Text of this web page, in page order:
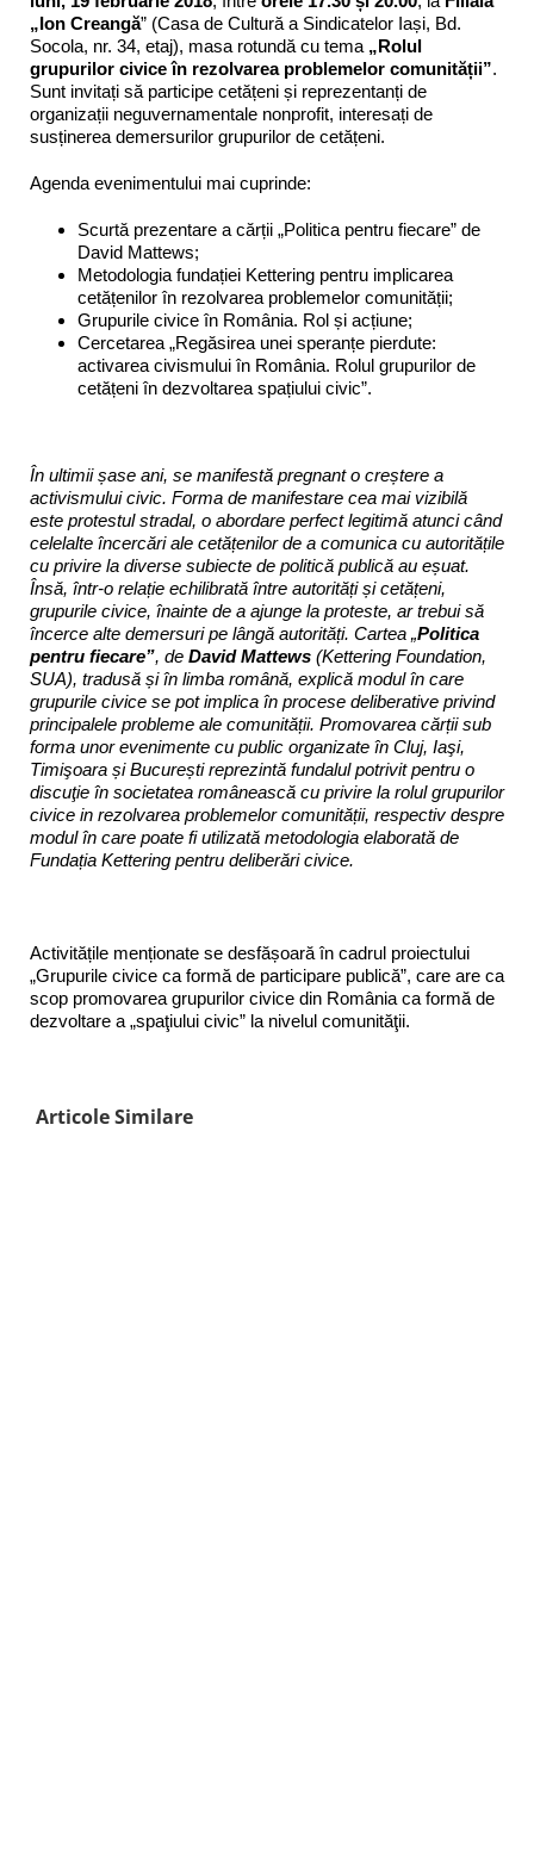
„Ion Creangă” (Casa de Cultură a Sindicatelor Iași, Bd.
Socola, nr. 34, etaj), masa rotundă cu tema „Rolul
grupurilor civice în rezolvarea problemelor comunității”.
Sunt invitați să participe cetățeni și reprezentanți de
organizații neguvernamentale nonprofit, interesați de
susținerea demersurilor grupurilor de cetățeni.
Agenda evenimentului mai cuprinde:
Scurtă prezentare a cărții „Politica pentru fiecare” de
David Mattews;
Metodologia fundației Kettering pentru implicarea
cetățenilor în rezolvarea problemelor comunității;
Grupurile civice în România. Rol și acțiune;
Cercetarea „Regăsirea unei speranțe pierdute:
activarea civismului în România. Rolul grupurilor de
cetățeni în dezvoltarea spațiului civic”.
În ultimii șase ani, se manifestă pregnant o creștere a
activismului civic. Forma de manifestare cea mai vizibilă
este protestul stradal, o abordare perfect legitimă atunci când
celelalte încercări ale cetățenilor de a comunica cu autoritățile
cu privire la diverse subiecte de politică publică au eșuat.
Însă, într-o relație echilibrată între autorități și cetățeni,
grupurile civice, înainte de a ajunge la proteste, ar trebui să
încerce alte demersuri pe lângă autorități. Cartea „Politica
pentru fiecare”, de David Mattews (Kettering Foundation,
SUA), tradusă și în limba română, explică modul în care
grupurile civice se pot implica în procese deliberative privind
principalele probleme ale comunității. Promovarea cărții sub
forma unor evenimente cu public organizate în Cluj, Iaşi,
Timişoara și București reprezintă fundalul potrivit pentru o
discuţie în societatea românească cu privire la rolul grupurilor
civice in rezolvarea problemelor comunității, respectiv despre
modul în care poate fi utilizată metodologia elaborată de
Fundația Kettering pentru deliberări civice.
Activitățile menționate se desfășoară în cadrul proiectului
„Grupurile civice ca formă de participare publică”, care are ca
scop promovarea grupurilor civice din România ca formă de
dezvoltare a „spaţiului civic” la nivelul comunităţii.
Articole Similare